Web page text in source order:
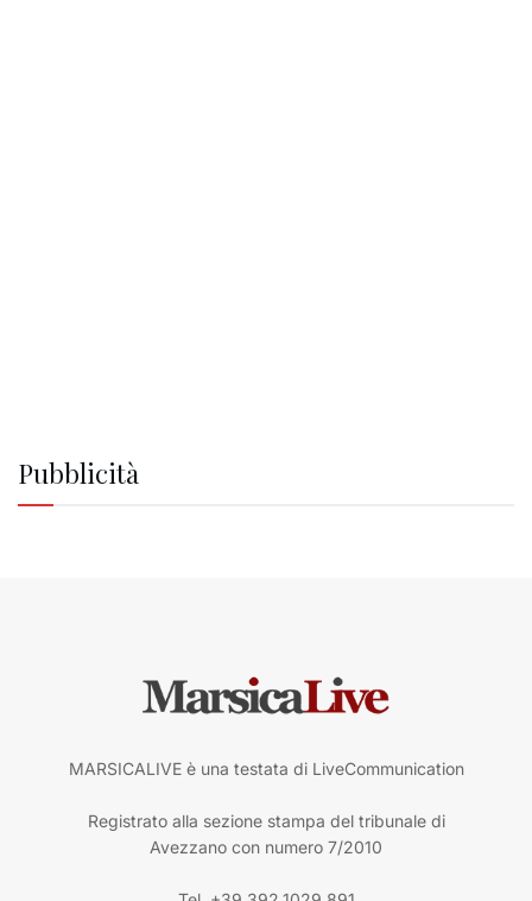
Pubblicità
MARSICALIVE è una testata di LiveCommunication
Registrato alla sezione stampa del tribunale di
Avezzano con numero 7/2010